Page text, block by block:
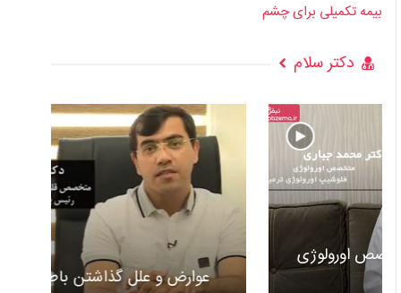
بیمه تکمیلی برای چشم
دکتر سلام
عوارض و علل گذاشتن باطری قلب +ویدئو